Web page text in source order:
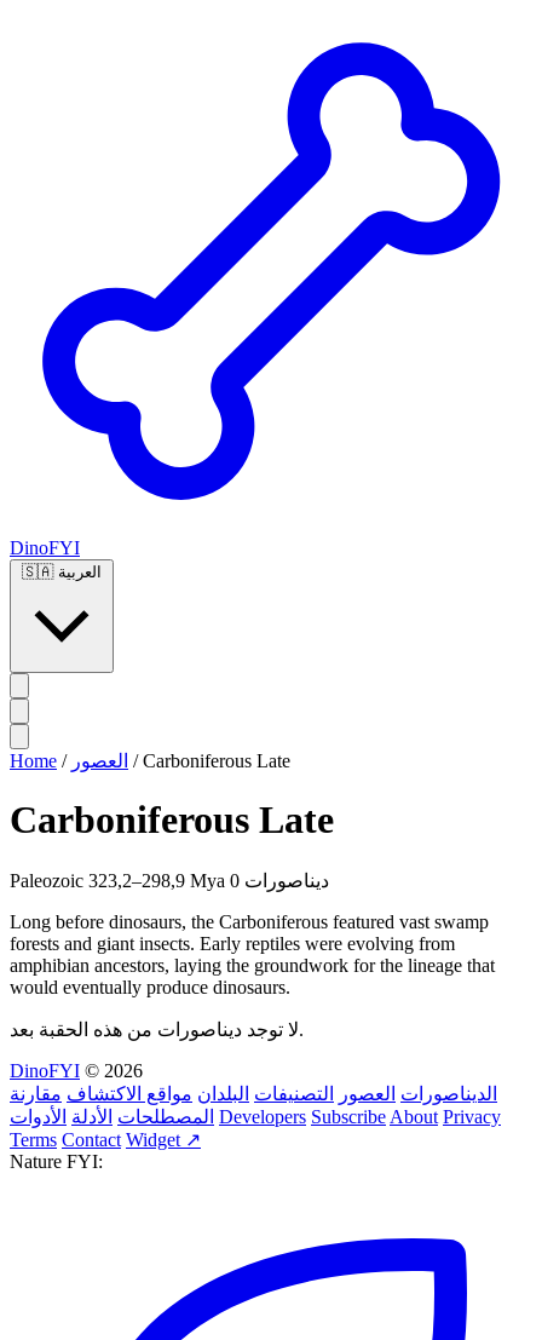
DinoFYI
🇸🇦 العربية
Home / العصور / Carboniferous Late
Carboniferous Late
Paleozoic 323,2–298,9 Mya
0 ديناصورات
Long before dinosaurs, the Carboniferous featured vast swamp
forests and giant insects. Early reptiles were evolving from
amphibian ancestors, laying the groundwork for the lineage that
would eventually produce dinosaurs.
لا توجد ديناصورات من هذه الحقبة بعد.
DinoFYI © 2026
الديناصورات العصور التصنيفات البلدان مواقع الاكتشاف مقارنة
المصطلحات الأدلة الأدوات Developers Subscribe About Privacy
Terms Contact Widget ↗
Nature FYI: